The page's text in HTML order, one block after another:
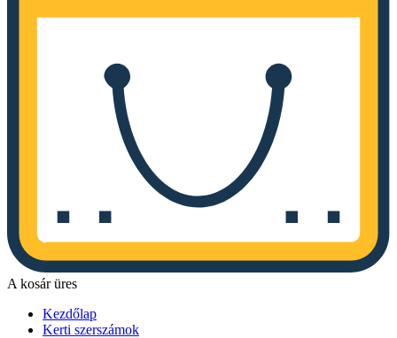
A kosár üres
Kezdőlap
Kerti szerszámok